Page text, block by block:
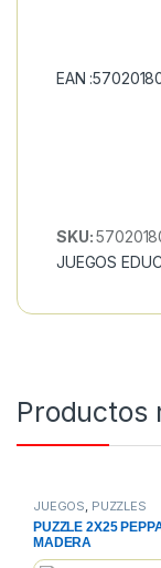
EAN
SKU:
JUEGOS
Productos
JUEGOS, PUZZLES
PUZZLE 2X25
MADERA